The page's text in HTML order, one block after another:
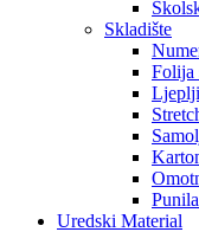
Skladište
Folija
Uredski Material